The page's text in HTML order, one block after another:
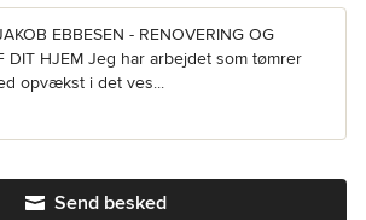
EBBESEN - RENOVERING OG
DIT HJEM Jeg har arbejdet som tømrer
opvækst i det ves...
Send besked